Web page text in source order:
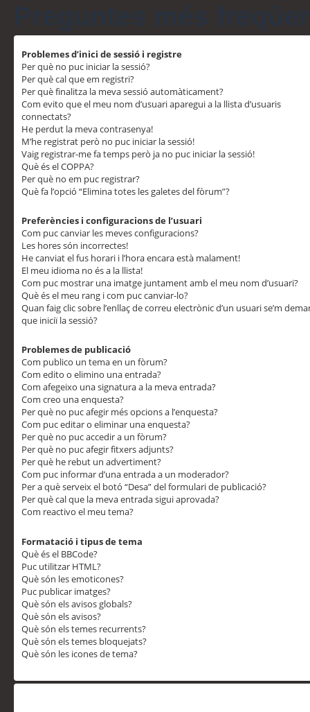
Problemes d’inici de sessió i registre
Per què no puc iniciar la sessió?
Per què cal que em registri?
Per què finalitza la meva sessió automàticament?
Com evito que el meu nom d’usuari aparegui a la llista d’usuaris
connectats?
He perdut la meva contrasenya!
M’he registrat però no puc iniciar la sessió!
Vaig registrar-me fa temps però ja no puc iniciar la sessió!
Què és el COPPA?
Per què no em puc registrar?
Què fa l’opció “Elimina totes les galetes del fòrum”?
Preferències i configuracions de l’usuari
Com puc canviar les meves configuracions?
Les hores són incorrectes!
He canviat el fus horari i l’hora encara està malament!
El meu idioma no és a la llista!
Com puc mostrar una imatge juntament amb el meu nom d’usuari?
Què és el meu rang i com puc canviar-lo?
Quan faig clic sobre l’enllaç de correu electrònic d’un usuari se’m
que iniciï la sessió?
Problemes de publicació
Com publico un tema en un fòrum?
Com edito o elimino una entrada?
Com afegeixo una signatura a la meva entrada?
Com creo una enquesta?
Per què no puc afegir més opcions a l’enquesta?
Com puc editar o eliminar una enquesta?
Per què no puc accedir a un fòrum?
Per què no puc afegir fitxers adjunts?
Per què he rebut un advertiment?
Com puc informar d’una entrada a un moderador?
Per a què serveix el botó “Desa” del formulari de publicació?
Per què cal que la meva entrada sigui aprovada?
Com reactivo el meu tema?
Formatació i tipus de tema
Què és el BBCode?
Puc utilitzar HTML?
Què són les emoticones?
Puc publicar imatges?
Què són els avisos globals?
Què són els avisos?
Què són els temes recurrents?
Què són els temes bloquejats?
Què són les icones de tema?